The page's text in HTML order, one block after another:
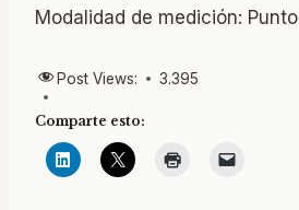
Modalidad de medición: Punto
Post Views: 3.395
Comparte esto: